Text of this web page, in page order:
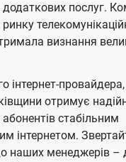
додаткових послуг.
визнання
інтернет-
отримує
стабільним
інтернетом.
наших менеджерів